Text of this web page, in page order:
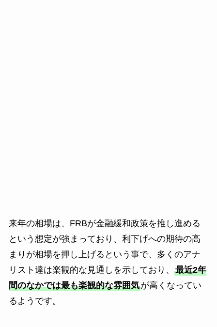
来年の相場は、FRBが金融緩和政策を推し進める
という想定が強まっており、利下げへの期待の高
まりが相場を押し上げるという事で、多くのアナ
リスト達は楽観的な見通しを示しており、 最近2年
間のなかでは最も楽観的な雰囲気が高くなってい
るようです。